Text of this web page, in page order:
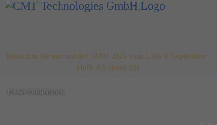
Besuchen Sie uns auf der SMM 2026 vom 1. bis 4. September -
Halle A3 Stand 220
Unser Fußabdruck